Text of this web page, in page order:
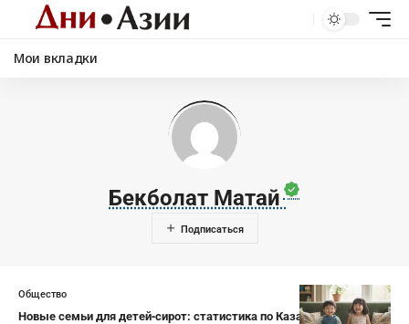
Мои вкладки
Бекболат Матай
Общество
Новые семьи для детей‑сирот: статистика по Казахстану